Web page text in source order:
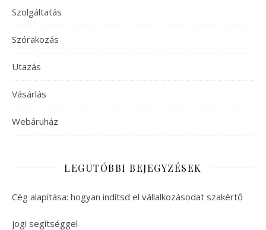
Szolgáltatás
Szórakozás
Utazás
Vásárlás
Webáruház
LEGUTÓBBI BEJEGYZÉSEK
Cég alapítása: hogyan indítsd el vállalkozásodat szakértő
jogi segítséggel